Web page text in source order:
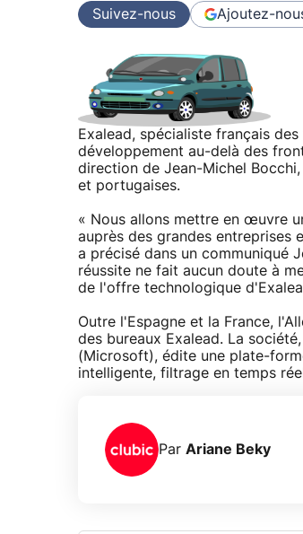
Suivez-nous Ajoutez-
Exalead, spécialiste français
développement au-delà des
direction de Jean-Michel
et portugaises.
« Nous allons mettre en œuvre
auprès des grandes entreprises
a précisé dans un communiqué
réussite ne fait aucun doute à
de l'offre technologique
Outre l'Espagne et la France,
des bureaux Exalead. La
(Microsoft), édite une plate-
intelligente, filtrage en temps
Par Ariane Beky